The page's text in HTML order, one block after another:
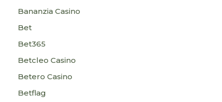
Bananzia Casino
Bet
Bet365
Betcleo Casino
Betero Casino
Betflag